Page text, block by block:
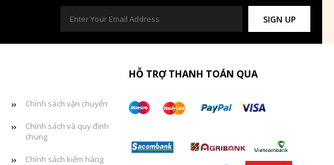
SIGN UP
Chính sách vận chuyển
Chính sách và quy định
chung
Chính sách kiểm hàng
HỖ TRỢ THANH TOÁN QUA